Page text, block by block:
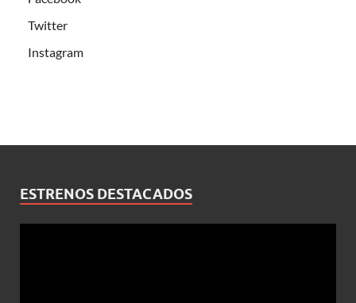
Twitter
Instagram
ESTRENOS DESTACADOS